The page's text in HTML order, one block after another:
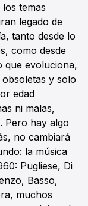
temas
legado de
tanto desde lo
como desde
que evoluciona,
y solo
edad
ni malas,
Pero hay algo
no cambiará
la música
Pugliese, Di
Basso,
muchos